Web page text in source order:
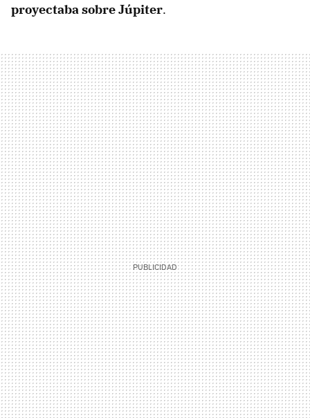
proyectaba sobre Júpiter.